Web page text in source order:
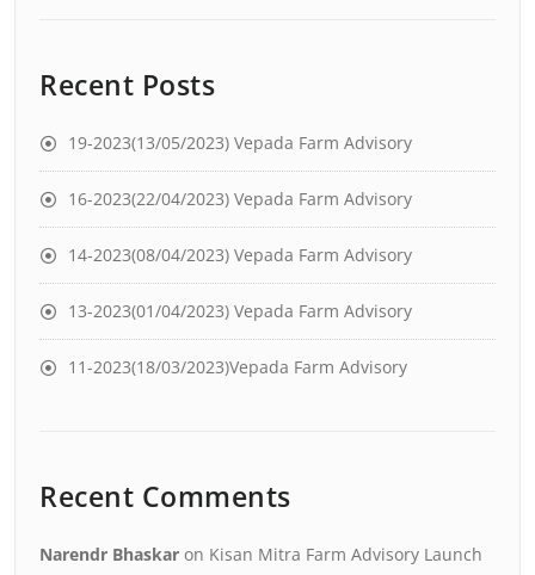
Recent Posts
19-2023(13/05/2023) Vepada Farm Advisory
16-2023(22/04/2023) Vepada Farm Advisory
14-2023(08/04/2023) Vepada Farm Advisory
13-2023(01/04/2023) Vepada Farm Advisory
11-2023(18/03/2023)Vepada Farm Advisory
Recent Comments
Narendr Bhaskar on Kisan Mitra Farm Advisory Launch